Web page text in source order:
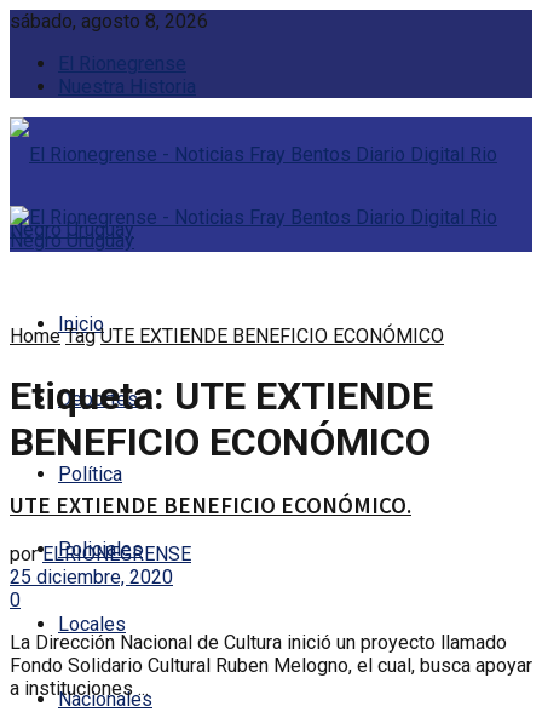
sábado, agosto 8, 2026
El Rionegrense
Nuestra Historia
Inicio
Deportes
Política
Policiales
Locales
Nacionales
Home Tag UTE EXTIENDE BENEFICIO ECONÓMICO
Etiqueta: UTE EXTIENDE
BENEFICIO ECONÓMICO
UTE EXTIENDE BENEFICIO ECONÓMICO.
por ELRIONEGRENSE
25 diciembre, 2020
0
La Dirección Nacional de Cultura inició un proyecto llamado
Fondo Solidario Cultural Ruben Melogno, el cual, busca apoyar
a instituciones ...